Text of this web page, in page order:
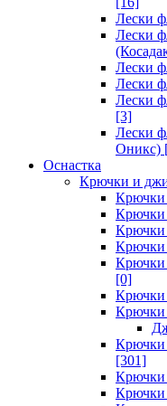
Лески
Лески
Лески
Лески
Лески
[3]
Лески
Оникс)
Оснастка
Крючки и
Крючки
Крючки
Крючки
Крючки
Крючки
[0]
Крючки
Крючки
Крючки
[301]
Крючки
Крючки